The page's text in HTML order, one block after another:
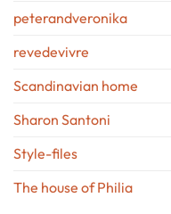
peterandveronika
revedevivre
Scandinavian home
Sharon Santoni
Style-files
The house of Philia